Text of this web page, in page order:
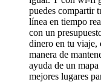
puedes compartir
línea en tiempo
con un
dinero en tu viaje,
manera de
ayuda de un
mejores lugares